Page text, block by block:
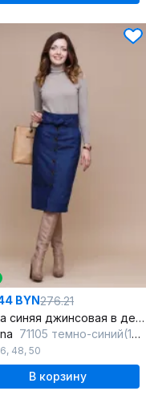
BYN276.21
Юбка синяя джинсовая в деловом стиле с длиной миди
71105 темно-синий(170)
, 48, 50
В корзину